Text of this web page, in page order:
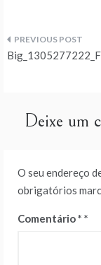
artigos
Deixe um
O seu endereço
obrigatórios
Comentário*